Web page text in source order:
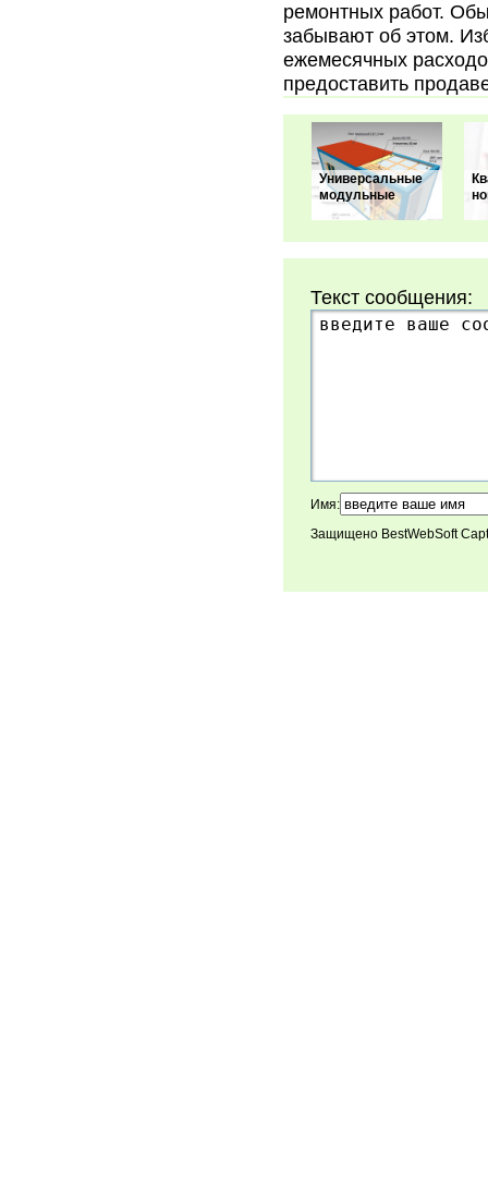
ремонтных работ.
забывают об этом.
ежемесячных
предоставить
Универсальные
модульные
Текст сообщения:
Имя:
Защищено BestWebSoft